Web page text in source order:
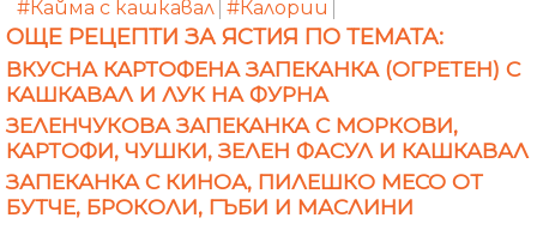
#Кайма с кашкавал #Калории
ОЩЕ РЕЦЕПТИ ЗА ЯСТИЯ ПО ТЕМАТА:
ВКУСНА КАРТОФЕНА ЗАПЕКАНКА (ОГРЕТЕН) С
КАШКАВАЛ И ЛУК НА ФУРНА
ЗЕЛЕНЧУКОВА ЗАПЕКАНКА С МОРКОВИ,
КАРТОФИ, ЧУШКИ, ЗЕЛЕН ФАСУЛ И КАШКАВАЛ
ЗАПЕКАНКА С КИНОА, ПИЛЕШКО МЕСО ОТ
БУТЧЕ, БРОКОЛИ, ГЪБИ И МАСЛИНИ